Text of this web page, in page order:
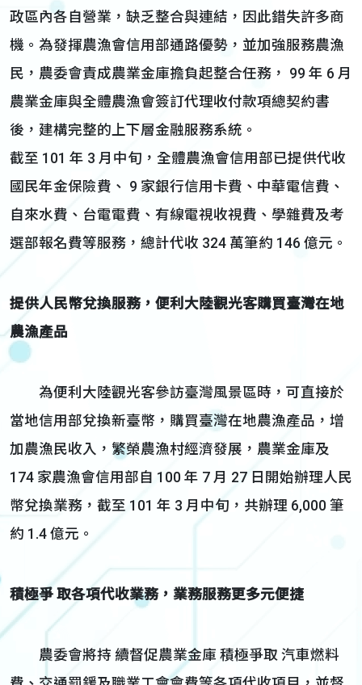
政區內各自營業，缺乏整合與連結，因此錯失許多商
機。為發揮農漁會信用部通路優勢，並加強服務農漁
民，農委會責成農業金庫擔負起整合任務， 99 年 6 月
農業金庫與全體農漁會簽訂代理收付款項總契約書
後，建構完整的上下層金融服務系統。
截至 101 年 3 月中旬，全體農漁會信用部已提供代收
國民年金保險費、 9 家銀行信用卡費、中華電信費、
自來水費、台電電費、有線電視收視費、學雜費及考
選部報名費等服務，總計代收 324 萬筆約 146 億元。
提供人民幣兌換服務，便利大陸觀光客購買臺灣在地
農漁產品
為便利大陸觀光客參訪臺灣風景區時，可直接於
當地信用部兌換新臺幣，購買臺灣在地農漁產品，增
加農漁民收入，繁榮農漁村經濟發展，農業金庫及
174 家農漁會信用部自 100 年 7 月 27 日開始辦理人民
幣兌換業務，截至 101 年 3 月中旬，共辦理 6,000 筆
約 1.4 億元。
積極爭 取各項代收業務，業務服務更多元便捷
農委會將持 續督促農業金庫 積極爭取 汽車燃料